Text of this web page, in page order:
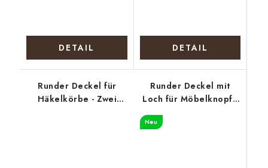
DETAIL DETAIL
Runder Deckel für
Häkelkörbe - Zwei
Runder Deckel mit
Loch für Möbelknopf -
Neu